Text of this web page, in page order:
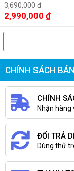
3,690,000 đ
2,990,000 ₫
CHÍNH SÁCH
CHÍNH
Nhận
ĐỔI TRẢ
Dùng thử